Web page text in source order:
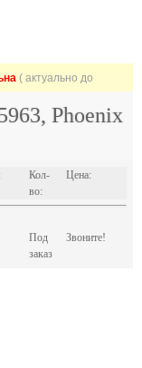
( актуально до
Phoenix
Кол-
во:
Цена:
Под
заказ
Звоните!